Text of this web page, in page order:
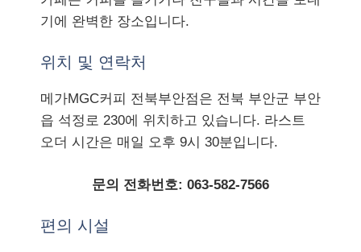
기에 완벽한 장소입니다.
위치 및 연락처
메가MGC커피 전북부안점은 전북 부안군 부안
읍 석정로 230에 위치하고 있습니다. 라스트
오더 시간은 매일 오후 9시 30분입니다.
문의 전화번호: 063-582-7566
편의 시설